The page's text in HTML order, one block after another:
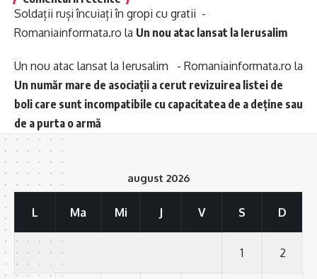
Soldații ruși încuiați în gropi cu gratii -
Romaniainformata.ro la Un nou atac lansat la Ierusalim
Un nou atac lansat la Ierusalim - Romaniainformata.ro la
Un număr mare de asociații a cerut revizuirea listei de
boli care sunt incompatibile cu capacitatea de a deține sau
de a purta o armă
august 2026
L Ma Mi J V S D
1 2